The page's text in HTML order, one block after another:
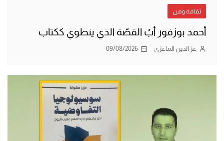
ثقافة وفن
أحمد بوزفور أبُ القصّة الذي ينطوي ككتاب
عز الدين الماعزي 09/08/2026